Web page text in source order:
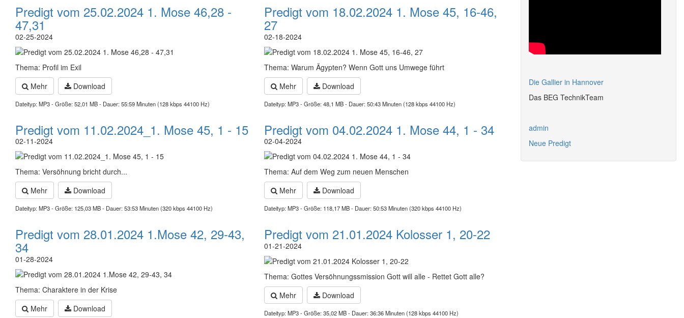
Predigt vom 25.02.2024 1. Mose 46,28 -
47,31
02-25-2024
Thema: Profil im Exil
Mehr
Download
Dateityp: MP3 - Größe: 52,01 MB - Dauer: 55:59 Minuten (128 kbps 44100 Hz)
Predigt vom 18.02.2024 1. Mose 45, 16-46,
27
02-18-2024
Thema: Warum Ägypten? Wenn Gott uns Umwege führt
Mehr
Download
Dateityp: MP3 - Größe: 48,1 MB - Dauer: 50:43 Minuten (128 kbps 44100 Hz)
Predigt vom 11.02.2024_1. Mose 45, 1 - 15
02-11-2024
Thema: Versöhnung bricht durch...
Mehr
Download
Dateityp: MP3 - Größe: 125,03 MB - Dauer: 53:53 Minuten (320 kbps 44100 Hz)
Predigt vom 04.02.2024 1. Mose 44, 1 - 34
02-04-2024
Thema: Auf dem Weg zum neuen Menschen
Mehr
Download
Dateityp: MP3 - Größe: 118,17 MB - Dauer: 50:53 Minuten (320 kbps 44100 Hz)
Predigt vom 28.01.2024 1.Mose 42, 29-43,
34
01-28-2024
Thema: Charaktere in der Krise
Mehr
Download
Predigt vom 21.01.2024 Kolosser 1, 20-22
01-21-2024
Thema: Gottes Versöhnungssmission Gott will alle - Rettet Gott alle?
Mehr
Download
Dateityp: MP3 - Größe: 35,02 MB - Dauer: 36:36 Minuten (128 kbps 44100 Hz)
Die Gallier in Hannover
Das BEG TechnikTeam
admin
Neue Predigt